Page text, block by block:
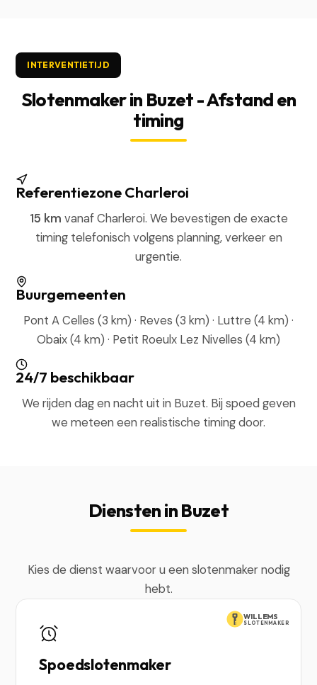
INTERVENTIETIJD
Slotenmaker in Buzet - Afstand en
timing
Referentiezone Charleroi
15 km vanaf Charleroi. We bevestigen de exacte
timing telefonisch volgens planning, verkeer en
urgentie.
Buurgemeenten
Pont A Celles (3 km) · Reves (3 km) · Luttre (4 km) ·
Obaix (4 km) · Petit Roeulx Lez Nivelles (4 km)
24/7 beschikbaar
We rijden dag en nacht uit in Buzet. Bij spoed geven
we meteen een realistische timing door.
Diensten in Buzet
Kies de dienst waarvoor u een slotenmaker nodig
hebt.
WILLEMS
SLOTENMAKER
Spoedslotenmaker